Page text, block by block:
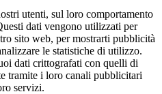
utenti, sul loro comportamento
dati vengono utilizzati per
sito web, per mostrarti pubblicità
le statistiche di utilizzo.
dati crittografati con quelli di
tramite i loro canali pubblicitari
servizi.